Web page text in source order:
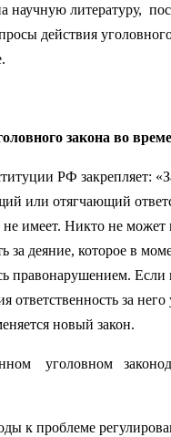
научную литературу,
действия
закона во
РФ закрепляет:
или отягчающий
имеет. Никто не может
за деяние, которое в
правонарушением. Если
ответственность за него
новый закон.
уголовном
к проблеме